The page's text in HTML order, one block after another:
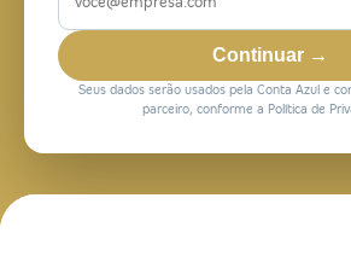
Continuar →
Seus dados serão usados pela Conta Azul e
parceiro, conforme a Política de